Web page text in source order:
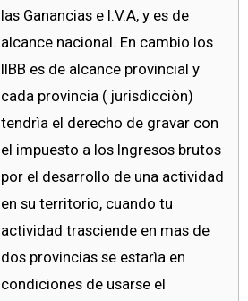
las Ganancias e I.V.A, y es de
alcance nacional. En cambio los
IIBB es de alcance provincial y
cada provincia ( jurisdicciòn)
tendrìa el derecho de gravar con
el impuesto a los Ingresos brutos
por el desarrollo de una actividad
en su territorio, cuando tu
actividad trasciende en mas de
dos provincias se estarìa en
condiciones de usarse el